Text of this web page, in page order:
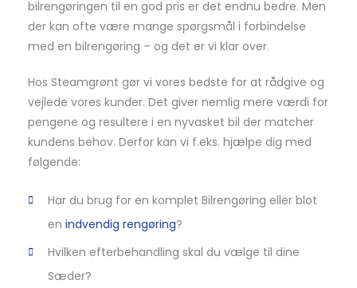
bilrengøringen til en god pris er det endnu bedre. Men
der kan ofte være mange spørgsmål i forbindelse
med en bilrengøring – og det er vi klar over.
Hos Steamgrønt gør vi vores bedste for at rådgive og
vejlede vores kunder. Det giver nemlig mere værdi for
pengene og resultere i en nyvasket bil der matcher
kundens behov. Derfor kan vi f.eks. hjælpe dig med
følgende:
Har du brug for en komplet Bilrengøring eller blot
en indvendig rengøring?
Hvilken efterbehandling skal du vælge til dine
Sæder?